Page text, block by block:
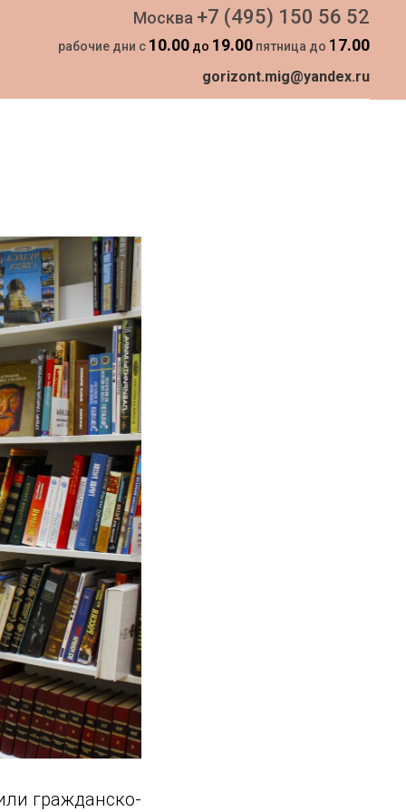
Москва +7 (495) 150 56 52
рабочие дни с 10.00 до 19.00 пятница до 17.00
gorizont.mig@yandex.ru
гражданско-